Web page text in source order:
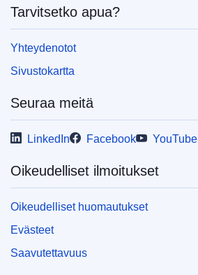
Tarvitsetko apua?
Yhteydenotot
Sivustokartta
Seuraa meitä
LinkedIn Facebook YouTube
Oikeudelliset ilmoitukset
Oikeudelliset huomautukset
Evästeet
Saavutettavuus